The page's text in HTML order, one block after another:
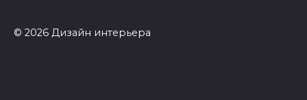
© 2026 Дизайн интерьера